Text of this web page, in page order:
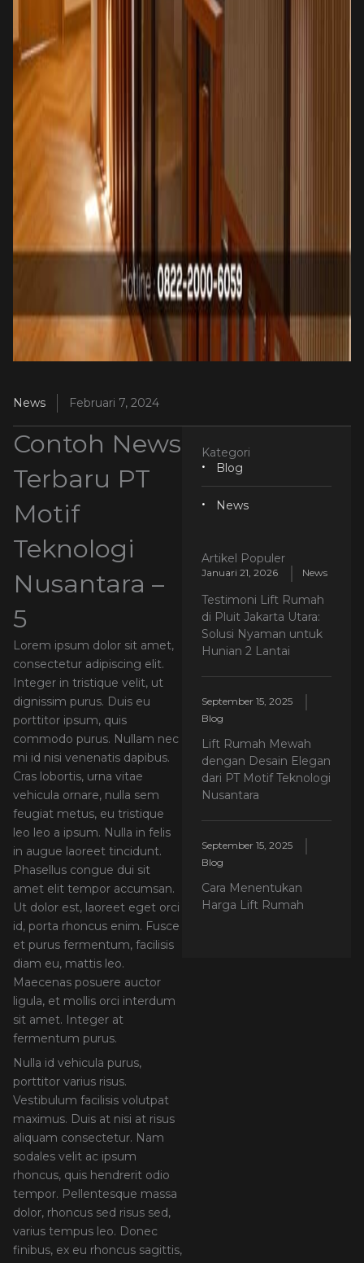
News Februari 7, 2024
Contoh News
Terbaru PT
Motif
Teknologi
Nusantara –
5
Lorem ipsum dolor sit amet,
consectetur adipiscing elit.
Integer in tristique velit, ut
dignissim purus. Duis eu
porttitor ipsum, quis
commodo purus. Nullam nec
mi id nisi venenatis dapibus.
Cras lobortis, urna vitae
vehicula ornare, nulla sem
feugiat metus, eu tristique
leo leo a ipsum. Nulla in felis
in augue laoreet tincidunt.
Phasellus congue dui sit
amet elit tempor accumsan.
Ut dolor est, laoreet eget orci
id, porta rhoncus enim. Fusce
et purus fermentum, facilisis
diam eu, mattis leo.
Maecenas posuere auctor
ligula, et mollis orci interdum
sit amet. Integer at
fermentum purus.
Nulla id vehicula purus,
porttitor varius risus.
Vestibulum facilisis volutpat
maximus. Duis at nisi at risus
aliquam consectetur. Nam
sodales velit ac ipsum
rhoncus, quis hendrerit odio
tempor. Pellentesque massa
dolor, rhoncus sed risus sed,
varius tempus leo. Donec
finibus, ex eu rhoncus sagittis,
Kategori
Blog
News
Artikel Populer
Testimoni Lift Rumah
di Pluit Jakarta Utara:
Solusi Nyaman untuk
Hunian 2 Lantai
Januari 21, 2026 News
Lift Rumah Mewah
dengan Desain Elegan
dari PT Motif Teknologi
Nusantara
September 15, 2025
Blog
Cara Menentukan
Harga Lift Rumah
September 15, 2025
Blog